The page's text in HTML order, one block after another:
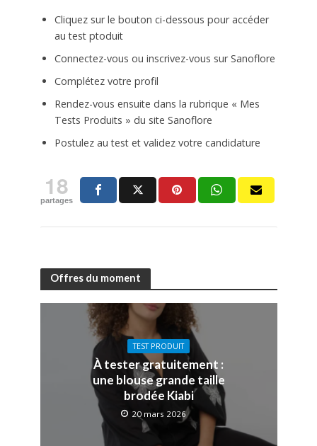
Cliquez sur le bouton ci-dessous pour accéder
au test ptoduit
Connectez-vous ou inscrivez-vous sur Sanoflore
Complétez votre profil
Rendez-vous ensuite dans la rubrique « Mes
Tests Produits » du site Sanoflore
Postulez au test et validez votre candidature
18
partages
Offres du moment
TEST PRODUIT
À tester gratuitement :
une blouse grande taille
brodée Kiabi
20 mars 2026